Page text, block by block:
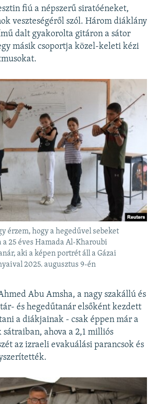
fiú a népszerű siratóéneket,
veszteségéről szól. Három diáklány
dalt gyakorolta gitáron a sátor
másik csoportja közel-keleti kézi
érzem, hogy a hegedűvel sebeket
a 25 éves Hamada Al-Kharoubi
aki a képen portrét áll a Gázai
2025. augusztus 9-én
Abu Amsha, a nagy szakállú és
és hegedűtanár elsőként kezdett
a diákjainak - csak éppen már a
ahova a 2,1 milliós
az izraeli evakuálási parancsok és